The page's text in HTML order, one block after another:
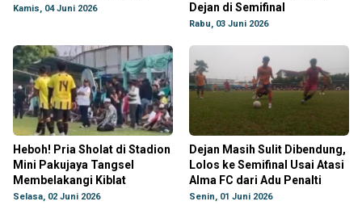
Kamis, 04 Juni 2026
Dejan di Semifinal
Rabu, 03 Juni 2026
Heboh! Pria Sholat di Stadion
Mini Pakujaya Tangsel
Membelakangi Kiblat
Selasa, 02 Juni 2026
Dejan Masih Sulit Dibendung,
Lolos ke Semifinal Usai Atasi
Alma FC dari Adu Penalti
Senin, 01 Juni 2026